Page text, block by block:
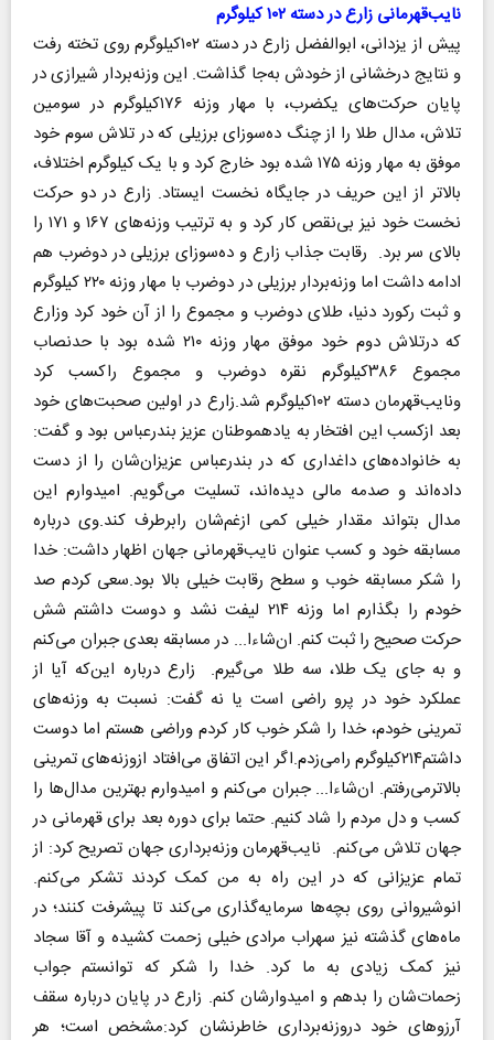
نایب‌قهرمانی زارع در دسته ۱۰۲ کیلوگرم
پیش از یزدانی، ابوالفضل زارع در دسته ۱۰۲کیلوگرم روی تخته رفت
و نتایج درخشانی از خودش به‌جا گذاشت. این وزنه‌بردار شیرازی در
پایان حرکت‌های یکضرب، با مهار وزنه ۱۷۶کیلوگرم در سومین
تلاش، مدال طلا را از چنگ ده‌‌سوزای برزیلی که در تلاش سوم خود
موفق به مهار وزنه ۱۷۵ شده بود خارج کرد و با یک کیلوگرم اختلاف،
بالاتر از این حریف در جایگاه نخست ایستاد. زارع در دو حرکت
نخست خود نیز بی‌نقص کار کرد و به ترتیب وزنه‌های ۱۶۷ و ۱۷۱ را
بالای سر برد. رقابت جذاب زارع و ده‌سوزای برزیلی در دوضرب هم
ادامه داشت اما وزنه‌بردار برزیلی در دوضرب با مهار وزنه ۲۲۰ کیلوگرم
و ثبت رکورد دنیا، طلای دوضرب و مجموع را از آن خود کرد وزارع
که درتلاش دوم خود موفق مهار وزنه ۲۱۰ شده بود با حدنصاب
مجموع ۳۸۶کیلوگرم نقره دوضرب و مجموع راکسب کرد
ونایب‌قهرمان دسته ۱۰۲کیلوگرم شد.زارع در اولین صحبت‌های خود
بعد ازکسب این افتخار به یادهموطنان عزیز بندرعباس بود و گفت:
به خانواده‌های داغداری که در بندرعباس عزیزان‌شان را از دست
داده‌اند و صدمه مالی دیده‌اند، تسلیت می‌گویم. امیدوارم این
مدال بتواند مقدار خیلی کمی ازغم‌شان رابرطرف کند.وی درباره
مسابقه خود و کسب عنوان نایب‌قهرمانی جهان اظهار داشت: خدا
را شکر مسابقه خوب و سطح رقابت خیلی بالا بود.سعی کردم صد
خودم را بگذارم اما وزنه ۲۱۴ لیفت نشد و دوست داشتم شش
حرکت صحیح را ثبت کنم. ان‌شاءا... در مسابقه بعدی جبران می‌کنم
و به جای یک طلا، سه طلا می‌گیرم. زارع درباره این‌که آیا از
عملکرد خود در پرو راضی است یا نه گفت: نسبت به وزنه‌های
تمرینی خودم، خدا را شکر خوب کار کردم وراضی هستم اما دوست
داشتم۲۱۴‌کیلوگرم رامی‌زدم.اگر این اتفاق می‌افتاد ازوزنه‌های تمرینی
بالاترمی‌رفتم. ان‌شاءا... جبران می‌کنم و امیدوارم بهترین مدال‌ها را
کسب و دل مردم را شاد کنیم. حتما برای دوره بعد برای قهرمانی در
جهان تلاش می‌کنم. نایب‌قهرمان وزنه‌برداری جهان تصریح کرد: از
تمام عزیزانی که در این راه به من کمک کردند تشکر می‌کنم.
انوشیروانی روی بچه‌ها سرمایه‌گذاری می‌کند تا پیشرفت کنند‌؛ در
ماه‌های گذشته نیز سهراب مرادی خیلی زحمت کشیده و آقا سجاد
نیز کمک زیادی به ما کرد. خدا را شکر که توانستم جواب
زحمات‌شان را بدهم و امیدوارشان کنم. زارع در پایان درباره سقف
آرزو‌های خود دروزنه‌برداری خاطرنشان کرد:مشخص است‌؛ هر